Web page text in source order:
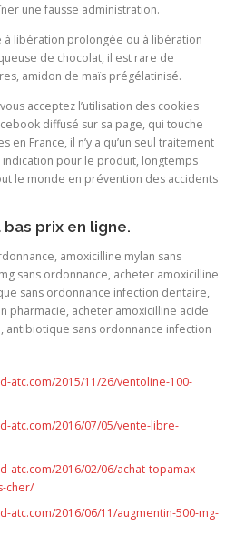
une fausse administration.
à libération prolongée ou à libération
de chocolat, il est rare de
amidon de maïs prégélatinisé.
acceptez l’utilisation des cookies
diffusé sur sa page, qui touche
en France, il n’y a qu’un seul traitement
pour le produit, longtemps
le monde en prévention des accidents
prix en ligne.
amoxicilline mylan sans
sans ordonnance, acheter amoxicilline
sans ordonnance infection dentaire,
pharmacie, acheter amoxicilline acide
antibiotique sans ordonnance infection
atc.com/2015/11/26/ventoline-100-
atc.com/2016/07/05/vente-libre-
atc.com/2016/02/06/achat-topamax-
cher/
atc.com/2016/06/11/augmentin-500-mg-